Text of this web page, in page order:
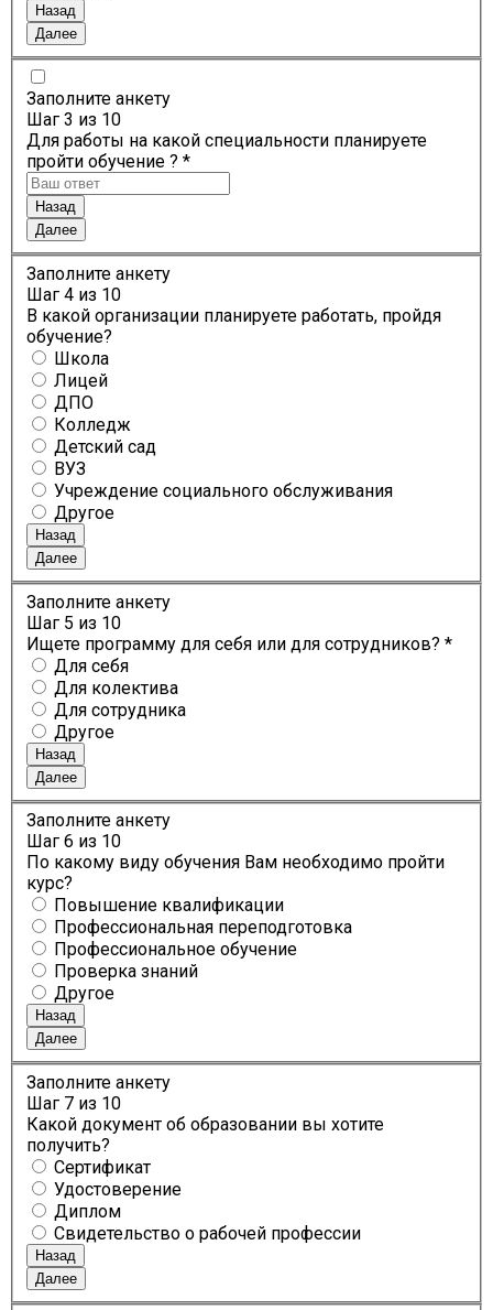
Назад
Далее
Заполните анкету
Шаг 3 из 10
Для работы на какой специальности планируете
пройти обучение ? *
Назад
Далее
Заполните анкету
Шаг 4 из 10
В какой организации планируете работать, пройдя
обучение?
Школа
Лицей
ДПО
Колледж
Детский сад
ВУЗ
Учреждение социального обслуживания
Другое
Назад
Далее
Заполните анкету
Шаг 5 из 10
Ищете программу для себя или для сотрудников? *
Для себя
Для колектива
Для сотрудника
Другое
Назад
Далее
Заполните анкету
Шаг 6 из 10
По какому виду обучения Вам необходимо пройти
курс?
Повышение квалификации
Профессиональная переподготовка
Профессиональное обучение
Проверка знаний
Другое
Назад
Далее
Заполните анкету
Шаг 7 из 10
Какой документ об образовании вы хотите
получить?
Сертификат
Удостоверение
Диплом
Свидетельство о рабочей профессии
Назад
Далее